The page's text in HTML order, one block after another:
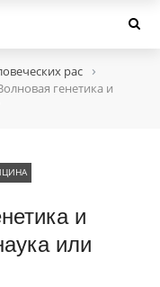
рас ›
генетика и
и
или